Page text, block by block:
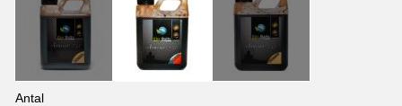
Antal